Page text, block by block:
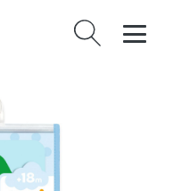
Vyhledávání